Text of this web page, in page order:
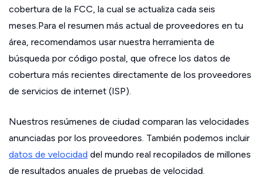
cobertura de la FCC, la cual se actualiza cada seis
meses.Para el resumen más actual de proveedores en tu
área, recomendamos usar nuestra herramienta de
búsqueda por código postal, que ofrece los datos de
cobertura más recientes directamente de los proveedores
de servicios de internet (ISP).
Nuestros resúmenes de ciudad comparan las velocidades
anunciadas por los proveedores. También podemos incluir
datos de velocidad del mundo real recopilados de millones
de resultados anuales de pruebas de velocidad.